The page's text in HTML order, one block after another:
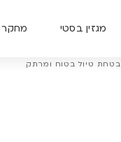
מגזין בסטי מחקר
טיול בטוח ומרתק